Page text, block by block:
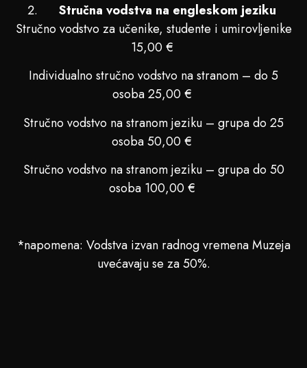
Stručna vodstva na engleskom jeziku
Stručno vodstvo za učenike, studente i umirovljenike
15,00 €
Individualno stručno vodstvo na stranom – do 5
osoba 25,00 €
Stručno vodstvo na stranom jeziku – grupa do 25
osoba 50,00 €
Stručno vodstvo na stranom jeziku – grupa do 50
osoba 100,00 €
*napomena: Vodstva izvan radnog vremena Muzeja
uvećavaju se za 50%.